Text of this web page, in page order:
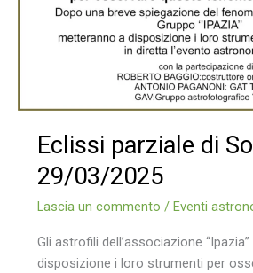
Eclissi parziale di
29/03/2025
Lascia un commento / Eventi
Gli astrofili dell’associazione
disposizione i loro strumenti per